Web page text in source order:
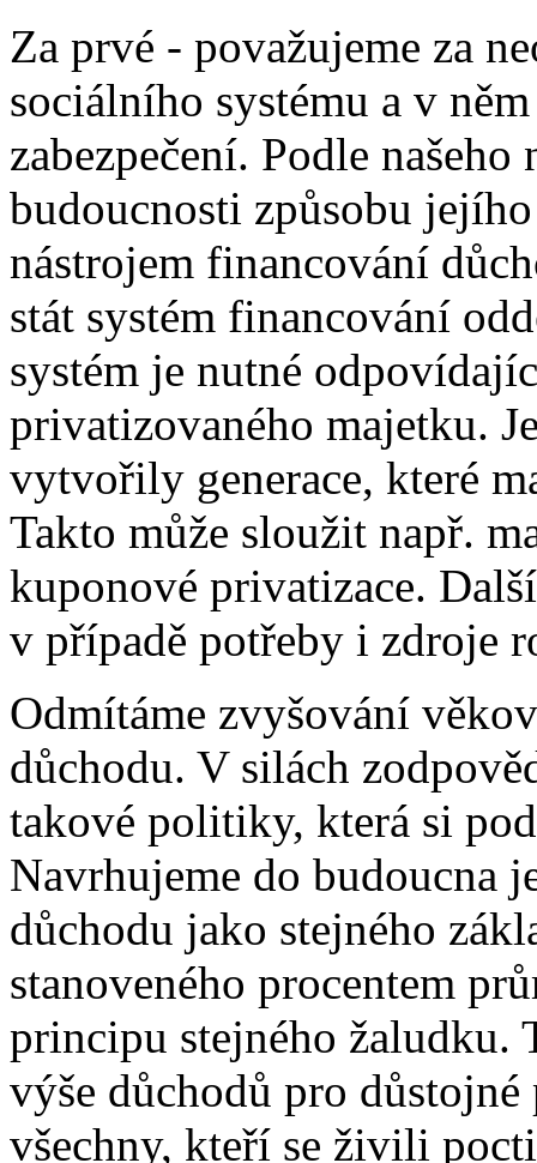
Za prvé - považujeme za
sociálního systému a v
zabezpečení. Podle
budoucnosti způsobu
nástrojem financování
stát systém financování
systém je nutné
privatizovaného majetku.
vytvořily generace, které
Takto může sloužit např.
kuponové privatizace.
v případě potřeby i zdroje
Odmítáme zvyšování
důchodu. V silách
takové politiky, která si
Navrhujeme do budoucna
důchodu jako stejného
stanoveného procentem
principu stejného žaludku.
výše důchodů pro
všechny, kteří se živili